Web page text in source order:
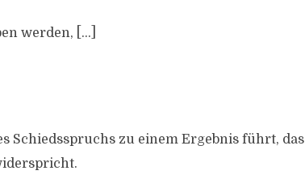
werden, […]
Schiedsspruchs zu einem Ergebnis führt, das